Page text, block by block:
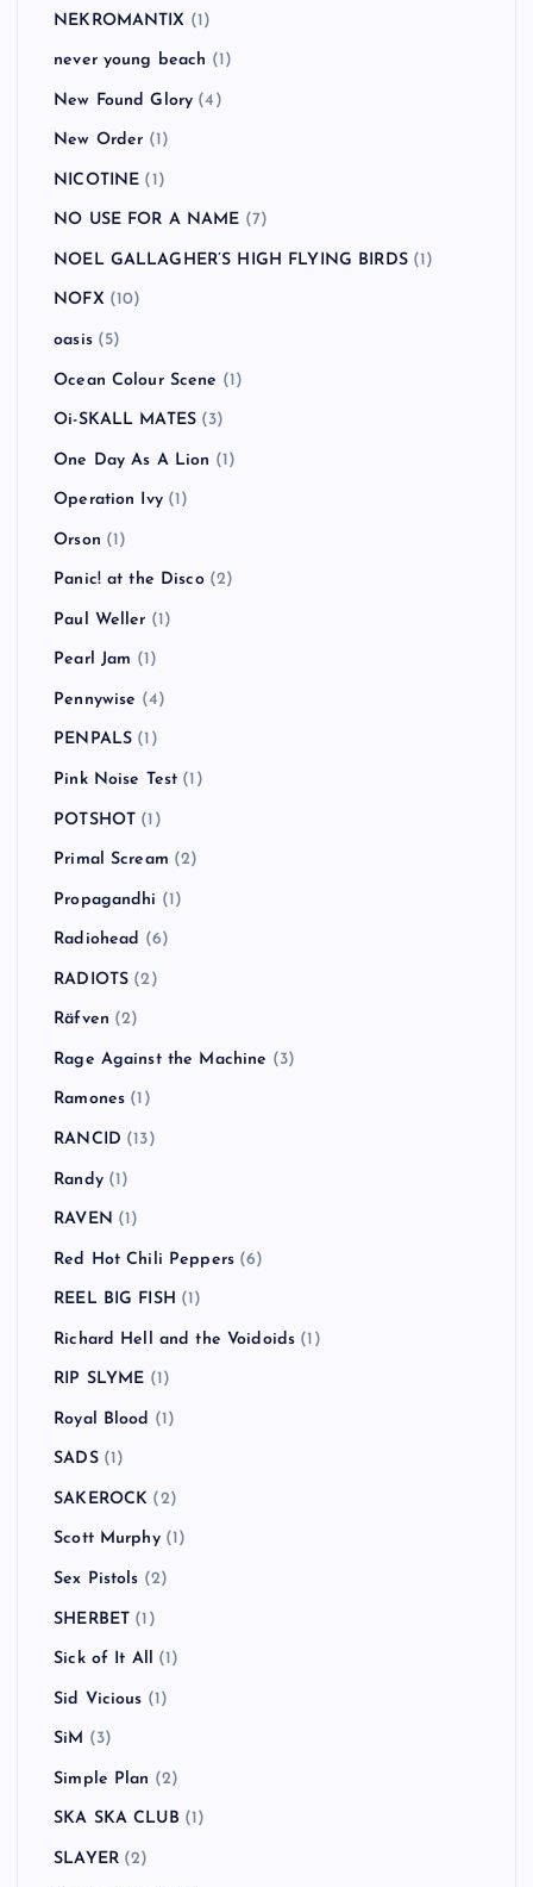
NEKROMANTIX (1)
never young beach (1)
New Found Glory (4)
New Order (1)
NICOTINE (1)
NO USE FOR A NAME (7)
NOEL GALLAGHER’S HIGH FLYING BIRDS(1)
NOFX (10)
oasis(5)
Ocean Colour Scene (1)
Oi-SKALL MATES (3)
One Day As A Lion (1)
Operation Ivy(1)
Orson (1)
Panic! at the Disco(2)
Paul Weller (1)
Pearl Jam (1)
Pennywise (4)
PENPALS (1)
Pink Noise Test (1)
POTSHOT (1)
Primal Scream (2)
Propagandhi (1)
Radiohead (6)
RADIOTS (2)
Räfven (2)
Rage Against the Machine (3)
Ramones (1)
RANCID (13)
Randy(1)
RAVEN (1)
Red Hot Chili Peppers (6)
REEL BIG FISH (1)
Richard Hell and the Voidoids (1)
RIP SLYME (1)
Royal Blood (1)
SADS(1)
SAKEROCK (2)
Scott Murphy(1)
Sex Pistols (2)
SHERBET (1)
Sick of It All (1)
Sid Vicious (1)
SiM (3)
Simple Plan (2)
SKA SKA CLUB (1)
SLAYER(2)